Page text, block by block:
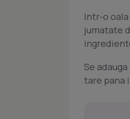
Intr-o
jumatate
Se
tare pana